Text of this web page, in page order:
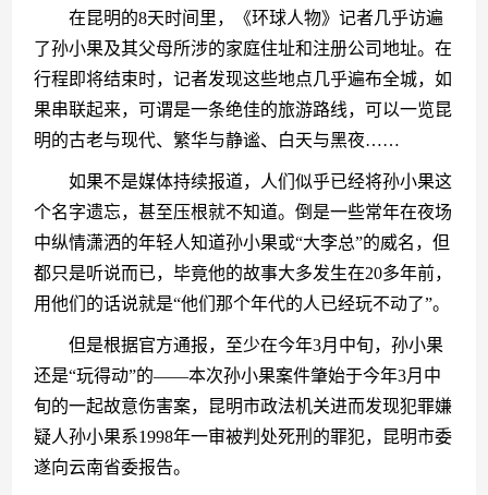
在昆明的8天时间里，《环球人物》记者几乎访遍
了孙小果及其父母所涉的家庭住址和注册公司地址。在
行程即将结束时，记者发现这些地点几乎遍布全城，如
果串联起来，可谓是一条绝佳的旅游路线，可以一览昆
明的古老与现代、繁华与静谧、白天与黑夜……
如果不是媒体持续报道，人们似乎已经将孙小果这
个名字遗忘，甚至压根就不知道。倒是一些常年在夜场
中纵情潇洒的年轻人知道孙小果或“大李总”的威名，但
都只是听说而已，毕竟他的故事大多发生在20多年前，
用他们的话说就是“他们那个年代的人已经玩不动了”。
但是根据官方通报，至少在今年3月中旬，孙小果
还是“玩得动”的——本次孙小果案件肇始于今年3月中
旬的一起故意伤害案，昆明市政法机关进而发现犯罪嫌
疑人孙小果系1998年一审被判处死刑的罪犯，昆明市委
遂向云南省委报告。